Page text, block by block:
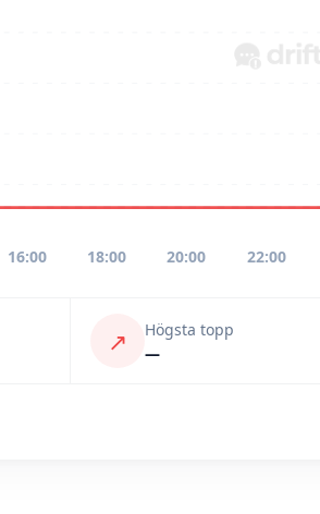
16:00 18:00 20:00 22:00
↗
Högsta topp
—